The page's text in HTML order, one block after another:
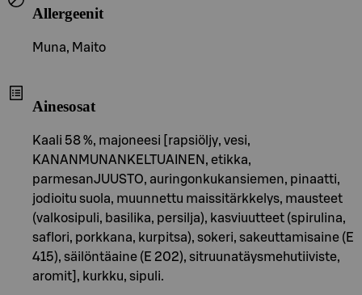
Allergeenit
Muna, Maito
Ainesosat
Kaali 58 %, majoneesi [rapsiöljy, vesi,
KANANMUNANKELTUAINEN, etikka,
parmesanJUUSTO, auringonkukansiemen, pinaatti,
jodioitu suola, muunnettu maissitärkkelys, mausteet
(valkosipuli, basilika, persilja), kasviuutteet (spirulina,
saflori, porkkana, kurpitsa), sokeri, sakeuttamisaine (E
415), säilöntäaine (E 202), sitruunatäysmehutiiviste,
aromit], kurkku, sipuli.